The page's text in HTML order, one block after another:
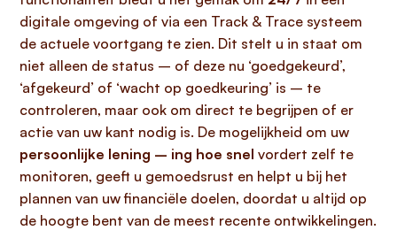
digitale omgeving of via een Track & Trace systeem
de actuele voortgang te zien. Dit stelt u in staat om
niet alleen de status – of deze nu ‘goedgekeurd’,
‘afgekeurd’ of ‘wacht op goedkeuring’ is – te
controleren, maar ook om direct te begrijpen of er
actie van uw kant nodig is. De mogelijkheid om uw
persoonlijke lening – ing hoe snel vordert zelf te
monitoren, geeft u gemoedsrust en helpt u bij het
plannen van uw financiële doelen, doordat u altijd op
de hoogte bent van de meest recente ontwikkelingen.